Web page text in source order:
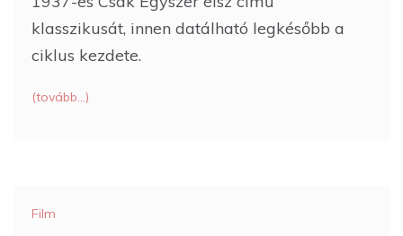
klasszikusát, innen datálható legkésőbb a
ciklus kezdete.
(tovább…)
Film